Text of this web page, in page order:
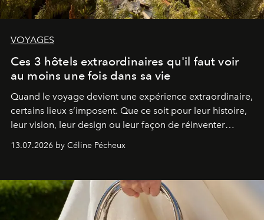
VOYAGES
Ces 3 hôtels extraordinaires qu'il faut voir
au moins une fois dans sa vie
Quand le voyage devient une expérience extraordinaire,
certains lieux s’imposent. Que ce soit pour leur histoire,
leur vision, leur design ou leur façon de réinventer
l’hospitalité, ces trois adresses sont à visiter une fois
13.07.2026 by Céline Pécheux